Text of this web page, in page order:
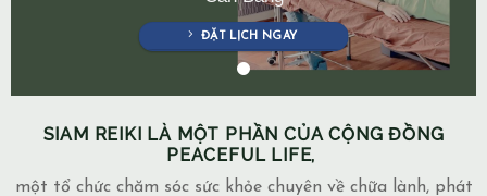
ĐẶT LỊCH NGAY
SIAM REIKI LÀ MỘT PHẦN CỦA CỘNG ĐỒNG
PEACEFUL LIFE,
một tổ chức chăm sóc sức khỏe chuyên về chữa lành, phát